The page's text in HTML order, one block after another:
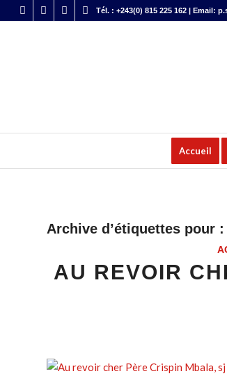
Tél. : +243(0) 815 225 162 | Email:
Accueil
Archive d’étiquettes pour :
AU REVOIR